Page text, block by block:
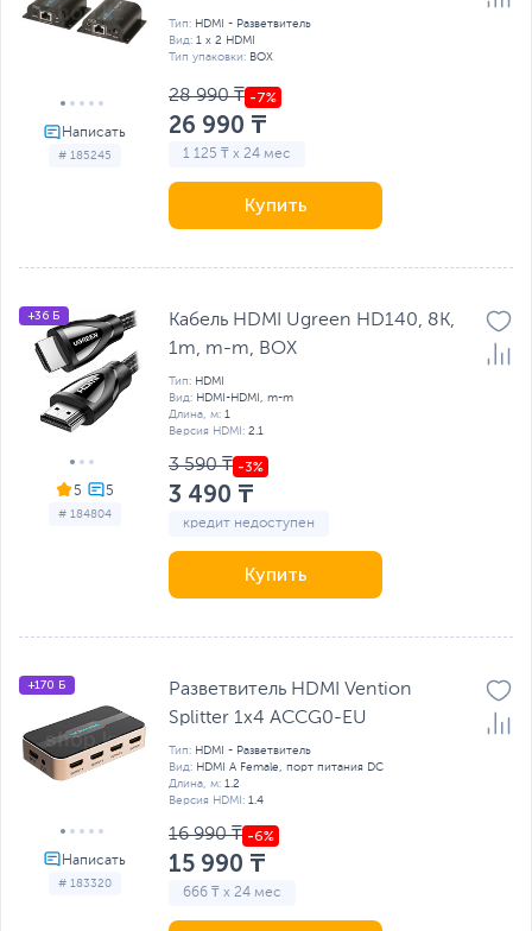
# 185245
Тип: HDMI - Разветвитель
Вид: 1 х 2 HDMI
Тип упаковки: BOX
28 990 ₸
26 990 ₸
1 125 ₸ x 24 мес
Купить
5
# 184804
+36 Б
Кабель HDMI Ugreen HD140, 8K,
1m, m-m, BOX
Тип: HDMI
Вид: HDMI-HDMI, m-m
Длина, м: 1
Версия HDMI: 2.1
3 590 ₸
3 490 ₸
кредит недоступен
Купить
# 183320
+170 Б
Разветвитель HDMI Vention
Splitter 1х4 ACCG0-EU
Тип: HDMI - Разветвитель
Вид: HDMI A Female, порт питания DC
Длина, м: 1.2
Версия HDMI: 1.4
16 990 ₸
15 990 ₸
666 ₸ x 24 мес